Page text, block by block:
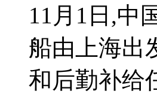
11月1日,中
船由上海出
和后勤补给